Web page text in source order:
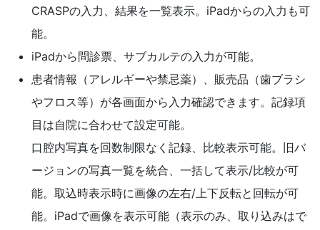
CRASPの入力、結果を一覧表示。iPadからの入力も可
能。
iPadから問診票、サブカルテの入力が可能。
患者情報（アレルギーや禁忌薬）、販売品（歯ブラシ
やフロス等）が各画面から入力確認できます。記録項
目は自院に合わせて設定可能。
口腔内写真を回数制限なく記録、比較表示可能。旧バ
ージョンの写真一覧を統合、一括して表示/比較が可
能。取込時表示時に画像の左右/上下反転と回転が可
能。iPadで画像を表示可能（表示のみ、取り込みはで